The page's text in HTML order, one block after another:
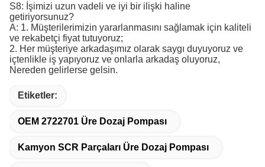
S8: İşimizi uzun vadeli ve iyi bir ilişki haline
getiriyorsunuz?
A: 1. Müşterilerimizin yararlanmasını sağlamak için kaliteli
ve rekabetçi fiyat tutuyoruz;
2. Her müşteriye arkadaşımız olarak saygı duyuyoruz ve
içtenlikle iş yapıyoruz ve onlarla arkadaş oluyoruz,
Nereden gelirlerse gelsin.
Etiketler:
OEM 2722701 Üre Dozaj Pompası
Kamyon SCR Parçaları Üre Dozaj Pompası